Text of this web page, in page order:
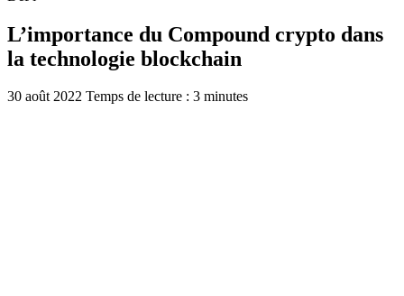
L’importance du Compound crypto dans
la technologie blockchain
30 août 2022 Temps de lecture : 3 minutes